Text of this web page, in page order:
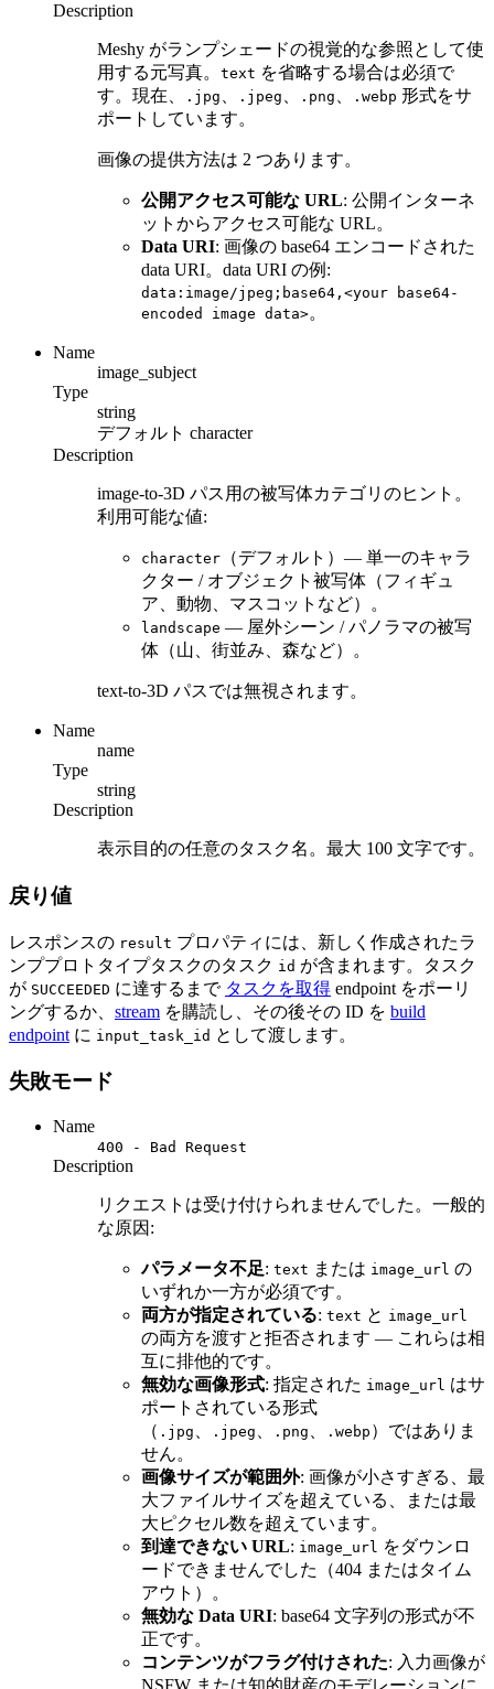
Description
Meshy がランプシェードの視覚的な参照として使
用する元写真。 text を省略する場合は必須で
す。現在、
.jpg .jpeg .png .webp 形式をサ
ポートしています。
画像の提供方法は 2 つあります。
公開アクセス可能な URL: 公開インターネ
ットからアクセス可能な URL。
Data URI: 画像の base64 エンコードされた
data URI。data URI の例:
data:image/jpeg;base64,<your base64-
encoded image data>。
Name
image_subject
Type
string
デフォルト character
Description
image-to-3D パス用の被写体カテゴリのヒント。
利用可能な値:
character （デフォルト）— 単一のキャラ
クター / オブジェクト被写体（フィギュ
ア、動物、マスコットなど）。
landscape — 屋外シーン / パノラマの被写
体（山、街並み、森など）。
text-to-3D パスでは無視されます。
Name
name
Type
string
Description
表示目的の任意のタスク名。最大 100 文字です。
戻り値
レスポンスの result プロパティには、新しく作成されたラ
ンププロトタイプタスクのタスク id が含まれます。タスク
が SUCCEEDED に達するまで タスクを取得 endpoint をポーリ
ングするか、 stream を購読し、その後その ID を build
endpoint に input_task_id として渡します。
失敗モード
Name
400 - Bad Request
Description
リクエストは受け付けられませんでした。一般的
な原因:
パラメータ不足: text または image_url の
いずれか一方が必須です。
両方が指定されている: text と image_url
の両方を渡すと拒否されます — これらは相
互に排他的です。
無効な画像形式: 指定された image_url はサ
ポートされている形式
（ .jpg .jpeg .png .webp ）ではありま
せん。
画像サイズが範囲外: 画像が小さすぎる、最
大ファイルサイズを超えている、または最
大ピクセル数を超えています。
到達できない URL: image_url をダウンロ
ードできませんでした（404 またはタイム
アウト）。
無効な Data URI: base64 文字列の形式が不
正です。
コンテンツがフラグ付けされた: 入力画像が
NSFW または知的財産のモデレーションに